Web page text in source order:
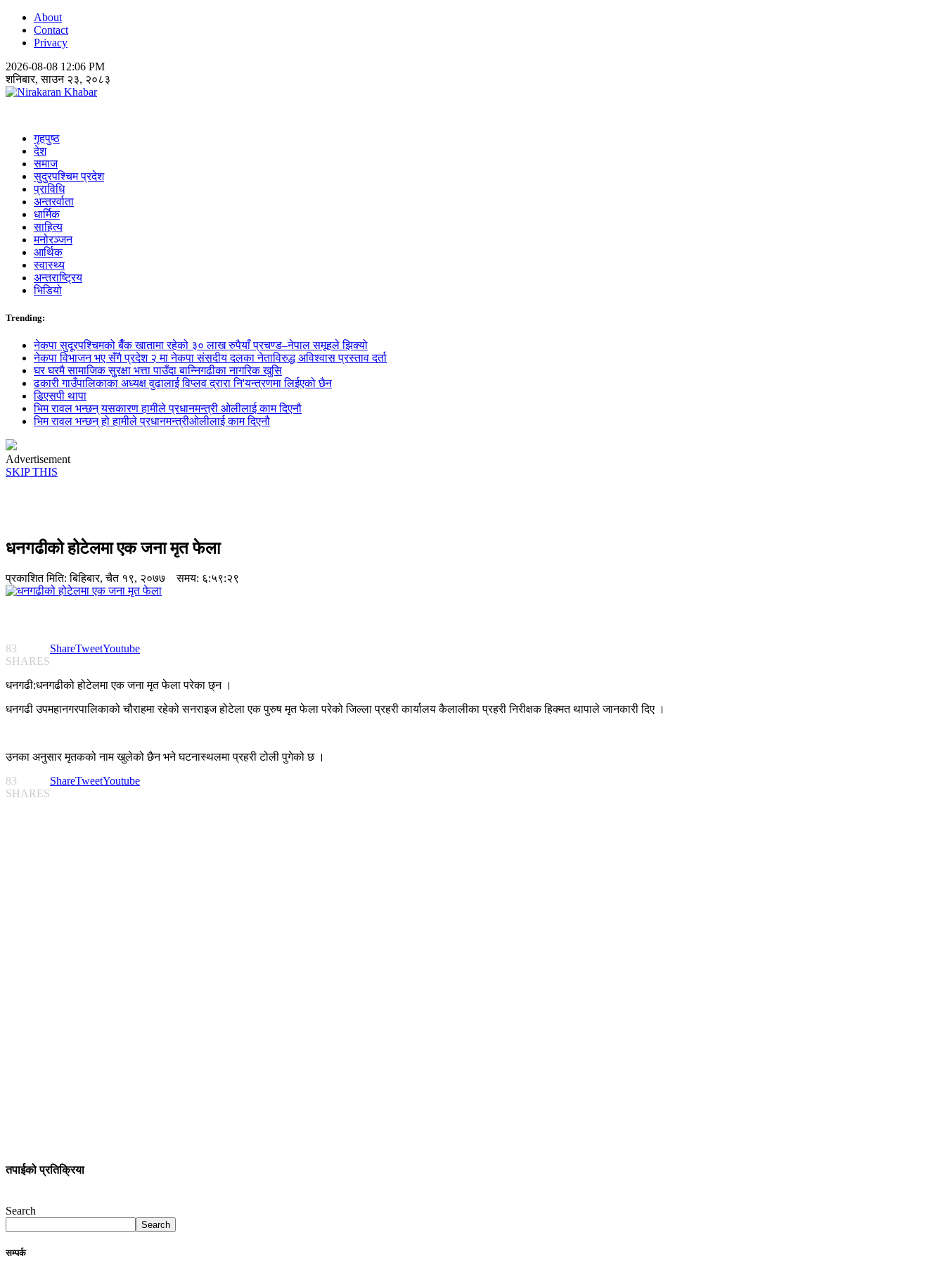
About
Contact
Privacy
2026-08-08 12:06 PM
शनिबार, साउन २३, २०८३
गृहपुष्ठ
देश
समाज
सुदुरपश्चिम प्रदेश
प्राविधि
अन्तरर्वाता
धार्मिक
साहित्य
मनोरञ्जन
आर्थिक
स्वास्थ्य
अन्तराष्ट्रिय
भिडियो
Trending:
नेकपा सुदूरपश्चिमको बैँक खातामा रहेको ३० लाख रुपैयाँ प्रचण्ड–नेपाल समूहले झिक्य‍ो
नेकपा विभाजन भए सँगै प्रदेश २ मा नेकपा संसदीय दलका नेताविरुद्ध अविश्वास प्रस्ताव दर्ता
घर घरमै सामाजिक सुुरक्षा भत्ता पाउँदा बान्निगढीका नागरिक खुसि
ढकारी गाउँपालिकाका अध्यक्ष वुढालाई विप्लव द्रारा नि'यन्त्रणमा लिईएको छैन
डिएसपी थापा
भिम रावल भन्छन् यसकारण हामीले प्रधानमन्त्री ओलीलाई काम दिएनौ
भिम रावल भन्छन् हो हामीले प्रधानमन्त्रीओलीलाई काम दिएनौ
Advertisement
SKIP THIS
धनगढीको होटेलमा एक जना मृत फेला
प्रकाशित मिति:बिहिबार, चैत १९, २०७७ समय: ६:५९:२९
83
SHARES
ShareTweetYoutube
धनगढी:धनगढीको होटेलमा एक जना मृत फेला परेका छ्न ।
धनगढी उपमहानगरपालिकाको चौराहमा रहेको सनराइज होटेला एक पुरुष मृत फेला परेको जिल्ला प्रहरी कार्यालय कैलालीका प्रहरी निरीक्षक हिक्मत थापाले जानकारी दिए ।
उनका अनुसार मृतकको नाम खुलेको छैन भने घटनास्थलमा प्रहरी टोली पुगेको छ ।
83
SHARES
ShareTweetYoutube
तपाईको प्रतिक्रिया
Search
Search
सम्पर्क